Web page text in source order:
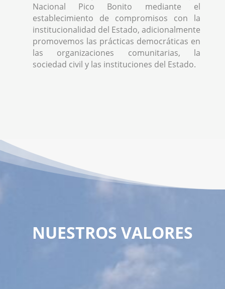
Nacional Pico Bonito mediante el
establecimiento de compromisos con la
institucionalidad del Estado, adicionalmente
promovemos las prácticas democráticas en
las organizaciones comunitarias, la
sociedad civil y las instituciones del Estado.
NUESTROS VALORES